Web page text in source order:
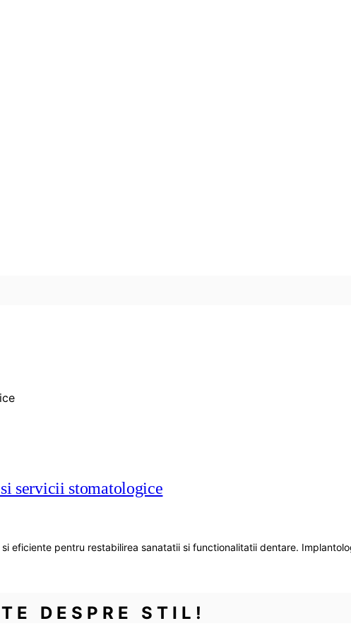
servicii stomatologice
eficiente pentru restabilirea sanatatii si functionalitatii dentare.